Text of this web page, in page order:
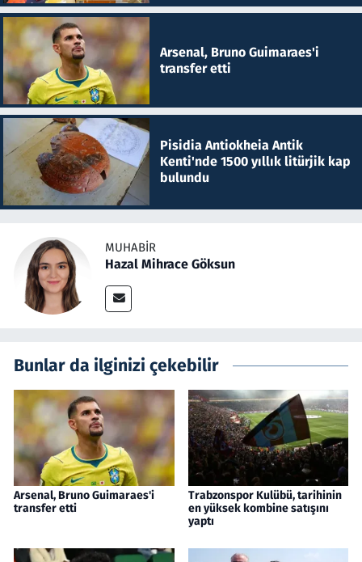
Arsenal, Bruno Guimaraes'i
transfer etti
Pisidia Antiokheia Antik
Kenti'nde 1500 yıllık litürjik kap
bulundu
MUHABIR
Hazal Mihrace Göksun
Bunlar da ilginizi çekebilir
Arsenal, Bruno Guimaraes'i
transfer etti
Trabzonspor Kulübü, tarihinin
en yüksek kombine satışını
yaptı